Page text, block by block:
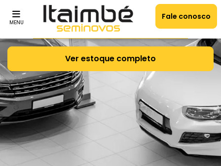
MENU
Fale conosco
Ver estoque completo